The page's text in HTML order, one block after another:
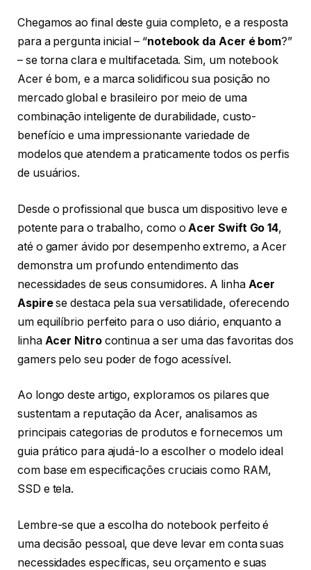
Chegamos ao final deste guia completo, e a resposta
para a pergunta inicial – “notebook da Acer é bom?”
– se torna clara e multifacetada. Sim, um notebook
Acer é bom, e a marca solidificou sua posição no
mercado global e brasileiro por meio de uma
combinação inteligente de durabilidade, custo-
benefício e uma impressionante variedade de
modelos que atendem a praticamente todos os perfis
de usuários.
Desde o profissional que busca um dispositivo leve e
potente para o trabalho, como o Acer Swift Go 14,
até o gamer ávido por desempenho extremo, a Acer
demonstra um profundo entendimento das
necessidades de seus consumidores. A linha Acer
Aspirese destaca pela sua versatilidade, oferecendo
um equilíbrio perfeito para o uso diário, enquanto a
linha Acer Nitrocontinua a ser uma das favoritas dos
gamers pelo seu poder de fogo acessível.
Ao longo deste artigo, exploramos os pilares que
sustentam a reputação da Acer, analisamos as
principais categorias de produtos e fornecemos um
guia prático para ajudá-lo a escolher o modelo ideal
com base em especificações cruciais como RAM,
SSD e tela.
Lembre-se que a escolha do notebook perfeito é
uma decisão pessoal, que deve levar em conta suas
necessidades específicas, seu orçamento e suas